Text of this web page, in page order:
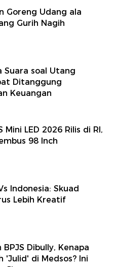
Goreng Udang ala
Gurih Nagih
Suara soal Utang
Ditanggung
Keuangan
Mini LED 2026 Rilis di RI,
98 Inch
Indonesia: Skuad
Lebih Kreatif
BPJS Dibully, Kenapa
'Julid' di Medsos? Ini